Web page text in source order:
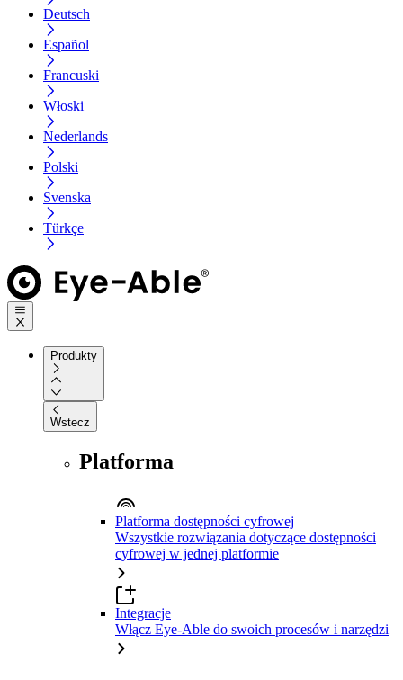
Deutsch
Español
Francuski
Włoski
Nederlands
Polski
Svenska
Türkçe
Produkty
Wstecz
Platforma
Platforma dostępności cyfrowej
Wszystkie rozwiązania dotyczące dostępności
cyfrowej w jednej platformie
Integracje
Włącz Eye-Able do swoich procesów i narzędzi